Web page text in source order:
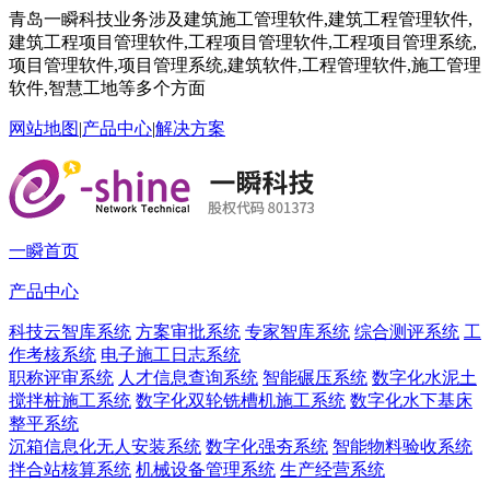
青岛一瞬科技业务涉及建筑施工管理软件,建筑工程管理软件,
建筑工程项目管理软件,工程项目管理软件,工程项目管理系统,
项目管理软件,项目管理系统,建筑软件,工程管理软件,施工管理
软件,智慧工地等多个方面
网站地图|产品中心|解决方案
一瞬首页
产品中心
科技云智库系统 方案审批系统 专家智库系统 综合测评系统 工
作考核系统 电子施工日志系统
职称评审系统 人才信息查询系统 智能碾压系统 数字化水泥土
搅拌桩施工系统 数字化双轮铣槽机施工系统 数字化水下基床
整平系统
沉箱信息化无人安装系统 数字化强夯系统 智能物料验收系统
拌合站核算系统 机械设备管理系统 生产经营系统